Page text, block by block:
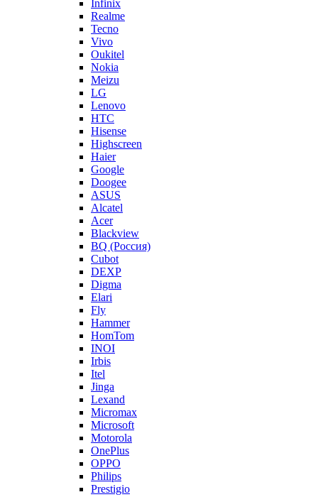
Infinix
Realme
Tecno
Vivo
Oukitel
Nokia
Meizu
LG
Lenovo
HTC
Hisense
Highscreen
Haier
Google
Doogee
ASUS
Alcatel
Acer
Blackview
BQ (Россия)
Cubot
DEXP
Digma
Elari
Fly
Hammer
HomTom
INOI
Irbis
Itel
Jinga
Lexand
Micromax
Microsoft
Motorola
OnePlus
OPPO
Philips
Prestigio